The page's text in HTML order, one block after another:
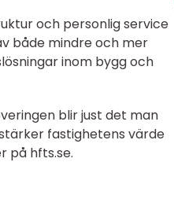
och personlig service
både mindre och mer
inom bygg och
blir just det man
fastighetens värde
på hfts.se.